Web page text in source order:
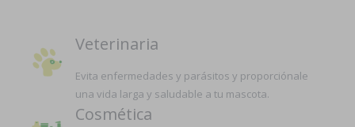
Veterinaria
Evita enfermedades y parásitos y proporciónale
una vida larga y saludable a tu mascota.
Cosmética